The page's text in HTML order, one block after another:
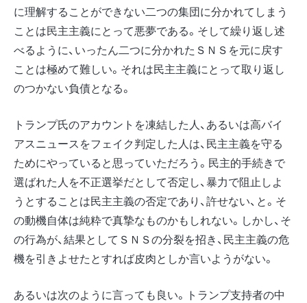
に理解することができない二つの集団に分かれてしまう
ことは民主主義にとって悪夢である。そして繰り返し述
べるように、いったん二つに分かれたＳＮＳを元に戻す
ことは極めて難しい。それは民主主義にとって取り返し
のつかない負債となる。
トランプ氏のアカウントを凍結した人、あるいは高バイ
アスニュースをフェイク判定した人は、民主主義を守る
ためにやっていると思っていただろう。民主的手続きで
選ばれた人を不正選挙だとして否定し、暴力で阻止しよ
うとすることは民主主義の否定であり、許せない、と。そ
の動機自体は純粋で真摯なものかもしれない。しかし、そ
の行為が、結果としてＳＮＳの分裂を招き、民主主義の危
機を引きよせたとすれば皮肉としか言いようがない。
あるいは次のように言っても良い。トランプ支持者の中